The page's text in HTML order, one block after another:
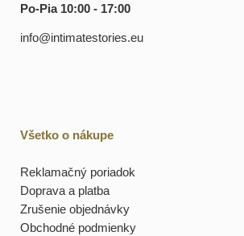
Po-Pia 10:00 - 17:00
info@intimatestories.eu
Všetko o nákupe
Reklamačný poriadok
Doprava a platba
Zrušenie objednávky
Obchodné podmienky